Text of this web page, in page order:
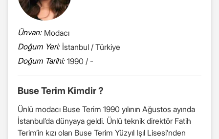
Ünvan: Modacı
Doğum Yeri: İstanbul / Türkiye
Doğum Tarihi: 1990 / -
Buse Terim Kimdir ?
Ünlü modacı Buse Terim 1990 yılının Ağustos ayında
İstanbul’da dünyaya geldi. Ünlü teknik direktör Fatih
Terim’in kızı olan Buse Terim Yüzyıl Işıl Lisesi’nden